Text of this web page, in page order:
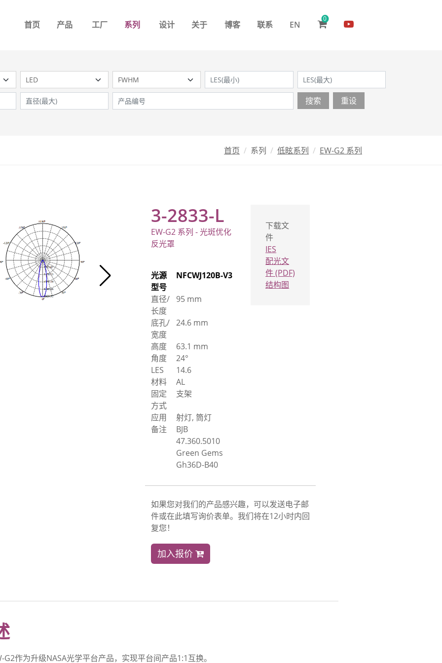
首页 产品 工厂 系列 设计 关于 博客 联系 EN
0
搜索 重设
首页 系列 低眩系列 EW-G2 系列
3-2833-L
EW-G2 系列 - 光斑优化
反光罩
光源
型号
NFCWJ120B-V3
直径/
长度
95 mm
底孔/
宽度
24.6 mm
高度
63.1 mm
角度
24°
LES
14.6
材料
AL
固定
方式
支架
应用
射灯, 筒灯
备注
BJB
47.360.5010
Green Gems
Gh36D-B40
下载文
件
IES
配光文
件 (PDF)
结构图
如果您对我们的产品感兴趣，可以发送电子邮
件或在此填写询价表单。我们将在12小时内回
复您！
加入报价
G2作为升级NASA光学平台产品，实现平台间产品1:1互换。